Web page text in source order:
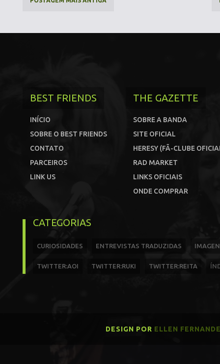
BEST FRIENDS
INÍCIO
SOBRE O BEST FRIENDS
CONTATO
PARCEIROS
LINK US
THE GAZETTE
SOBRE A BANDA
SITE OFICIAL
HERESY (FÃ-CLUBE
RAD MARKET
LINKS OFICIAIS
ONDE COMPRAR
CATEGORIAS
CURIOSIDADES ENTREVISTAS TRADUZIDAS
TWITTER:AOI TWITTER:RUKI TWITTER:REITA
DESIGN POR ELLEN